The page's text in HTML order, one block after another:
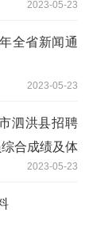
2023-05-23
全省新闻通
2023-05-23
泗洪县招聘
合成绩及体
2023-05-23